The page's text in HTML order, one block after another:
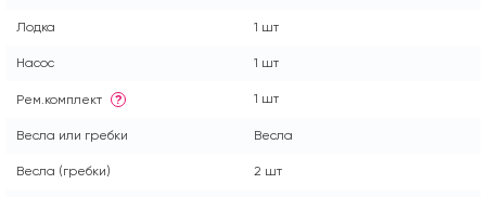
Лодка 1 шт
Насос 1 шт
Рем.комплект ? 1 шт
Весла или гребки Весла
Весла (гребки) 2 шт